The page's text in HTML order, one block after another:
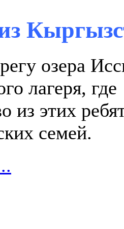
озера
лагеря,
из этих
cемей.